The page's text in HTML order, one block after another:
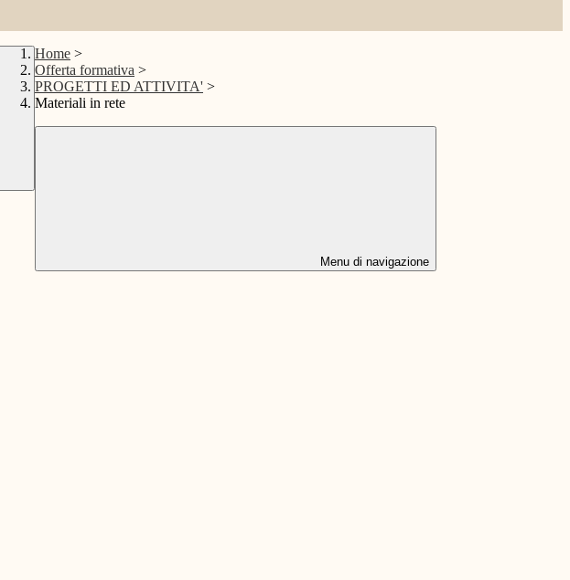
Home >
Offerta formativa >
PROGETTI ED ATTIVITA' >
Materiali in rete
Menu di navigazione